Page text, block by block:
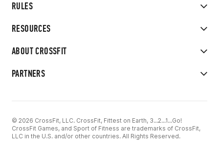
RULES
RESOURCES
ABOUT CROSSFIT
PARTNERS
© 2026 CrossFit, LLC. CrossFit, Fittest on Earth, 3...2...1...Go!
CrossFit Games, and Sport of Fitness are trademarks of CrossFit,
LLC in the U.S. and/or other countries. All Rights Reserved.